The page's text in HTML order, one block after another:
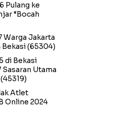
Pulang ke
“Bocah
Warga Jakarta
(65304)
di Bekasi
Utama
(45319)
Atlet
Online 2024